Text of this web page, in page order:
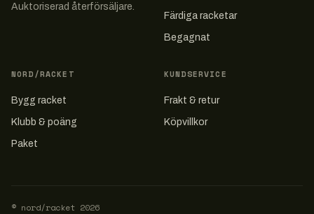
Auktoriserad återförsäljare.
Färdiga racketar
Begagnat
NORD/RACKET
Bygg racket
Klubb & poäng
Paket
KUNDSERVICE
Frakt & retur
Köpvillkor
© nord/racket 2026